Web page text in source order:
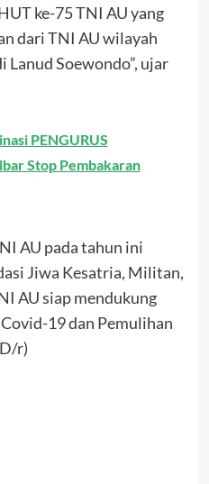
ke-75 TNI AU yang
dari TNI AU wilayah
Lanud Soewondo”, ujar
PENGURUS
Stop Pembakaran
AU pada tahun ini
Jiwa Kesatria, Militan,
AU siap mendukung
19 dan Pemulihan
r)